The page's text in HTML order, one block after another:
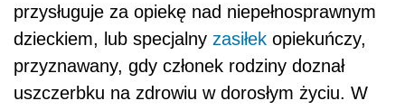
przysługuje za opiekę nad niepełnosprawnym
dzieckiem, lub specjalny zasiłek opiekuńczy,
przyznawany, gdy członek rodziny doznał
uszczerbku na zdrowiu w dorosłym życiu. W